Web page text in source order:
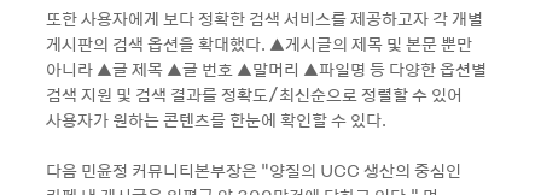
또한 사용자에게 보다 정확한 검색 서비스를 제공하고자 각 개별
게시판의 검색 옵션을 확대했다. ▲게시글의 제목 및 본문 뿐만
아니라 ▲글 제목 ▲글 번호 ▲말머리 ▲파일명 등 다양한 옵션별
검색 지원 및 검색 결과를 정확도/최신순으로 정렬할 수 있어
사용자가 원하는 콘텐츠를 한눈에 확인할 수 있다.
다음 민윤정 커뮤니티본부장은 “양질의 UCC 생산의 중심인